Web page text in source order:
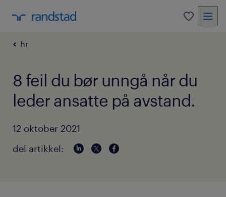
0
hr
8 feil du bør unngå når du
leder ansatte på avstand.
12 oktober 2021
del artikkel: